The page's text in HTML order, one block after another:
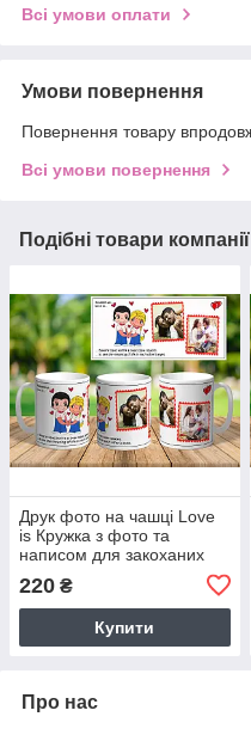
Всі умови оплати
Умови повернення
Повернення товару
Всі умови повернення
Подібні товари компанії
Друк фото на чашці Love
is Кружка з фото та
написом для закоханих
220 ₴
Купити
Про нас